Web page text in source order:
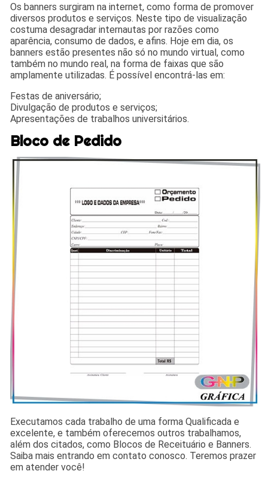
Os banners surgiram na internet, como forma de promover
diversos produtos e serviços. Neste tipo de visualização
costuma desagradar internautas por razões como
aparência, consumo de dados, e afins. Hoje em dia, os
banners estão presentes não só no mundo virtual, como
também no mundo real, na forma de faixas que são
amplamente utilizadas. É possível encontrá-las em:
Festas de aniversário;
Divulgação de produtos e serviços;
Apresentações de trabalhos universitários.
Bloco de Pedido
Executamos cada trabalho de uma forma Qualificada e
excelente, e também oferecemos outros trabalhamos,
além dos citados, como Blocos de Receituário e Banners.
Saiba mais entrando em contato conosco. Teremos prazer
em atender você!